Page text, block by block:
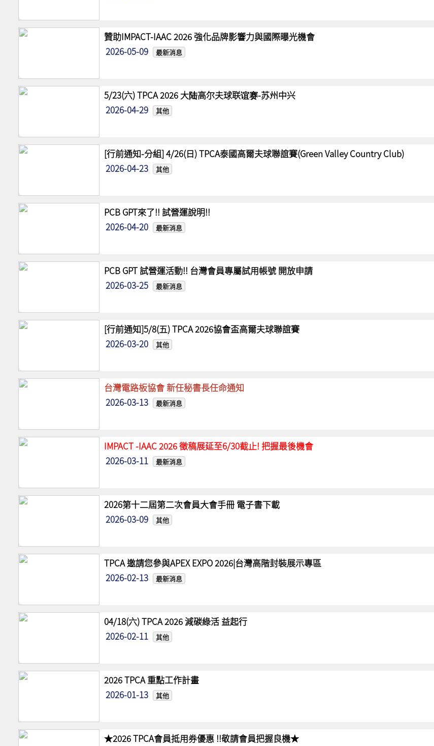
贊助IMPACT-IAAC 2026 強化品牌影響力與國際曝光機會
2026-05-09
最新消息
5/23(六) TPCA 2026 大陆高尔夫球联谊赛-苏州中兴
2026-04-29
其他
[行前通知-分組] 4/26(日) TPCA泰國高爾夫球聯誼賽(Green Valley Country Club)
2026-04-23
其他
PCB GPT來了!! 試營運說明!!
2026-04-20
最新消息
PCB GPT 試營運活動!! 台灣會員專屬試用帳號 開放申請
2026-03-25
最新消息
[行前通知]5/8(五) TPCA 2026協會盃高爾夫球聯誼賽
2026-03-20
其他
台灣電路板協會 新任秘書長任命通知
2026-03-13
最新消息
IMPACT -IAAC 2026 徵稿展延至6/30截止! 把握最後機會
2026-03-11
最新消息
2026第十二屆第二次會員大會手冊 電子書下載
2026-03-09
其他
TPCA 邀請您參與APEX EXPO 2026|台灣高階封裝展示專區
2026-02-13
最新消息
04/18(六) TPCA 2026 減碳綠活 益起行
2026-02-11
其他
2026 TPCA 重點工作計畫
2026-01-13
其他
★2026 TPCA會員抵用券優惠 !!敬請會員把握良機★